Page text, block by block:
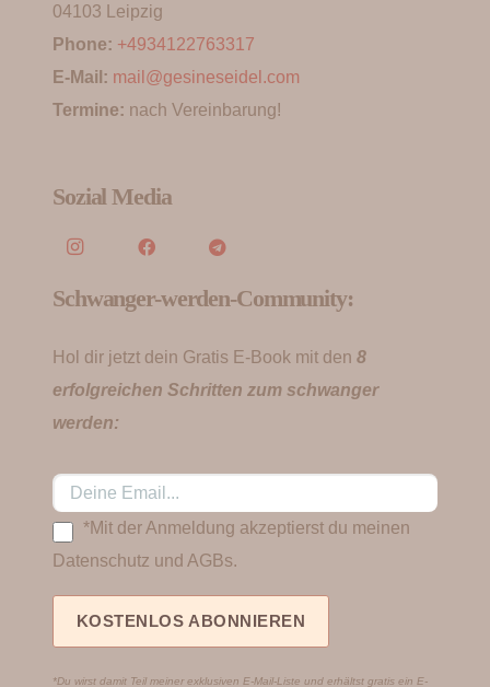
04103 Leipzig
Phone: +4934122763317
E-Mail: mail@gesineseidel.com
Termine: nach Vereinbarung!
Sozial Media
Schwanger-werden-Community:
Hol dir jetzt dein Gratis E-Book mit den 8
erfolgreichen Schritten zum schwanger
werden:
*Mit der Anmeldung akzeptierst du meinen
Datenschutz und AGBs.
*Du wirst damit Teil meiner exklusiven E-Mail-Liste und erhältst gratis ein E-